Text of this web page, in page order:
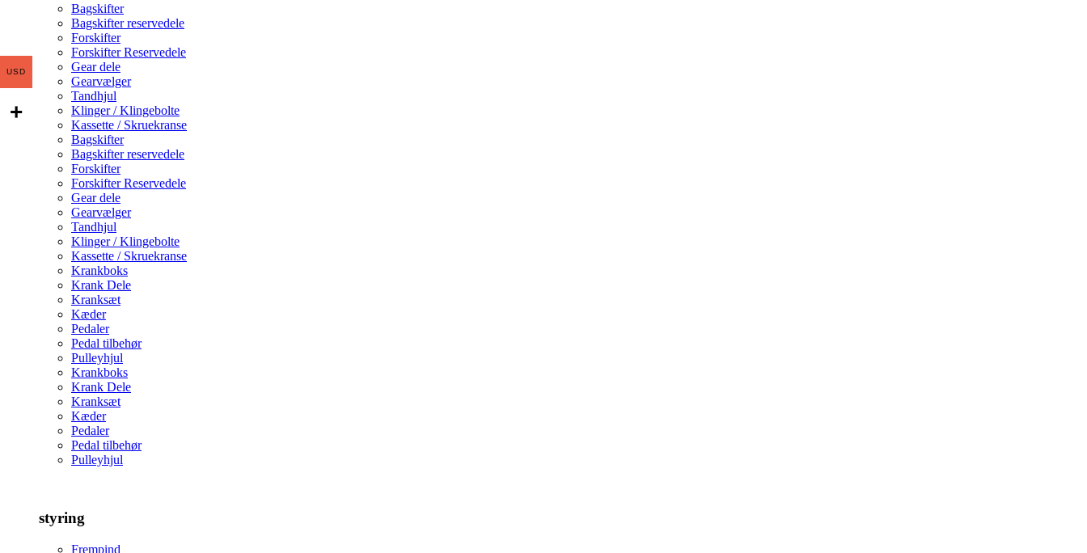
Bagskifter
Bagskifter reservedele
Forskifter
Forskifter Reservedele
Gear dele
Gearvælger
Tandhjul
Klinger / Klingebolte
Kassette / Skruekranse
Bagskifter
Bagskifter reservedele
Forskifter
Forskifter Reservedele
Gear dele
Gearvælger
Tandhjul
Klinger / Klingebolte
Kassette / Skruekranse
Krankboks
Krank Dele
Kranksæt
Kæder
Pedaler
Pedal tilbehør
Pulleyhjul
Krankboks
Krank Dele
Kranksæt
Kæder
Pedaler
Pedal tilbehør
Pulleyhjul
styring
Frempind
USD